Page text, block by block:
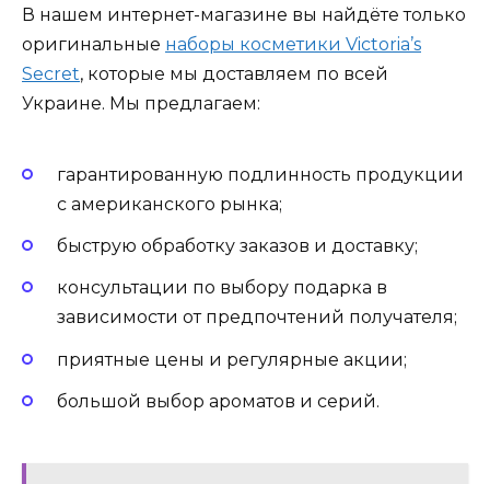
В нашем интернет-магазине вы найдёте только
оригинальные наборы косметики Victoria’s
Secret, которые мы доставляем по всей
Украине. Мы предлагаем:
гарантированную подлинность продукции
с американского рынка;
быструю обработку заказов и доставку;
консультации по выбору подарка в
зависимости от предпочтений получателя;
приятные цены и регулярные акции;
большой выбор ароматов и серий.